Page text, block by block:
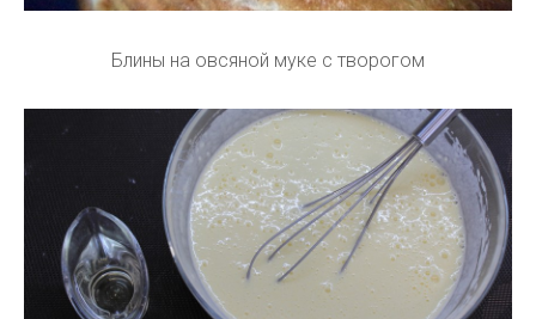
Блины на овсяной муке с творогом